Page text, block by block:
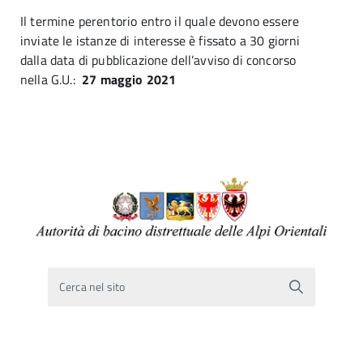
Il termine perentorio entro il quale devono essere
inviate le istanze di interesse è fissato a 30 giorni
dalla data di pubblicazione dell’avviso di concorso
nella G.U.: 27 maggio 2021
Cerca nel sito